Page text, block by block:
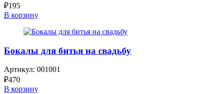
₽195
В корзину
Бокалы для битья на свадьбу
Артикул: 001001
₽470
В корзину